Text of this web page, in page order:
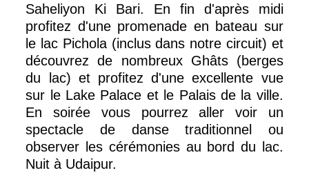
Saheliyon Ki Bari. En fin d'après midi
profitez d'une promenade en bateau sur
le lac Pichola (inclus dans notre circuit) et
découvrez de nombreux Ghâts (berges
du lac) et profitez d'une excellente vue
sur le Lake Palace et le Palais de la ville.
En soirée vous pourrez aller voir un
spectacle de danse traditionnel ou
observer les cérémonies au bord du lac.
Nuit à Udaipur.